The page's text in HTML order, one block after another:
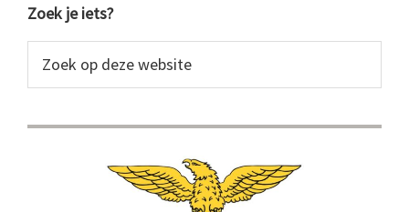
Primaire
Sidebar
Zoek je iets?
op
website